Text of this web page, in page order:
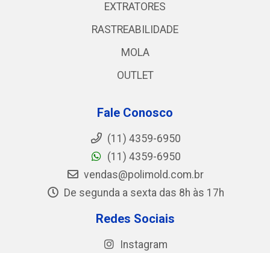
EXTRATORES
RASTREABILIDADE
MOLA
OUTLET
Fale Conosco
(11) 4359-6950
(11) 4359-6950
vendas@polimold.com.br
De segunda a sexta das 8h às 17h
Redes Sociais
Instagram